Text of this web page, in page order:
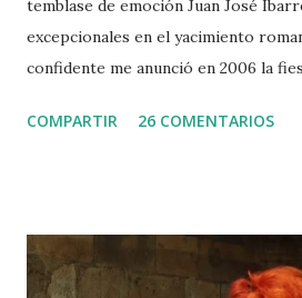
temblase de emoción Juan José
excepcionales en el yacimiento
confidente me anunció en 2006 la
primer calvario de la Cristiandad
por un presunto maestro egipcio
para educar a los niños de la villa
COMPARTIR 26 COMENTARIOS